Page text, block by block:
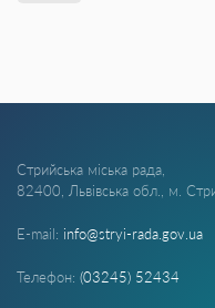
Стрийська міська рада,
82400, Львівська обл., м.
E-mail: info@stryi-rada.gov.ua
Телефон: (03245) 52434